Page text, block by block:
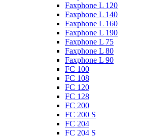
Faxphone L 120
Faxphone L 140
Faxphone L 160
Faxphone L 190
Faxphone L 75
Faxphone L 80
Faxphone L 90
FC 100
FC 108
FC 120
FC 128
FC 200
FC 200 S
FC 204
FC 204 S